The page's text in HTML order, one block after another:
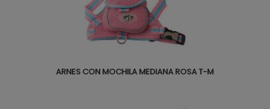
ARNES CON MOCHILA MEDIANA ROSA T-M